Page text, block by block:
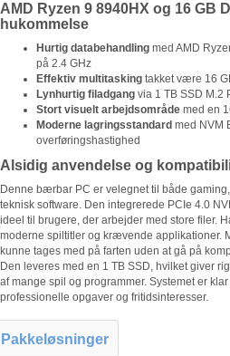
AMD Ryzen 9 8940HX og 16 GB
hukommelse
Hurtig databehandlingmed AMD
på 2.4 GHz
Effektiv multitaskingtakket være 16
Lynhurtig filadgangvia 1 TB SSD M.2
Stort visuelt arbejdsområdemed en
Moderne lagringsstandard med NVM
overføringshastighed
Alsidig anvendelse og
Denne bærbar PC er velegnet til både
teknisk software. Den integrerede PCIe 4.0
ideel til brugere, der arbejder med store filer.
moderne spiltitler og krævende applikationer.
kunne tages med på farten uden at gå på
Den leveres med en 1 TB SSD, hvilket giver
af mange spil og programmer. Systemet er
professionelle opgaver og fritidsinteresser.
Pakkeløsninger